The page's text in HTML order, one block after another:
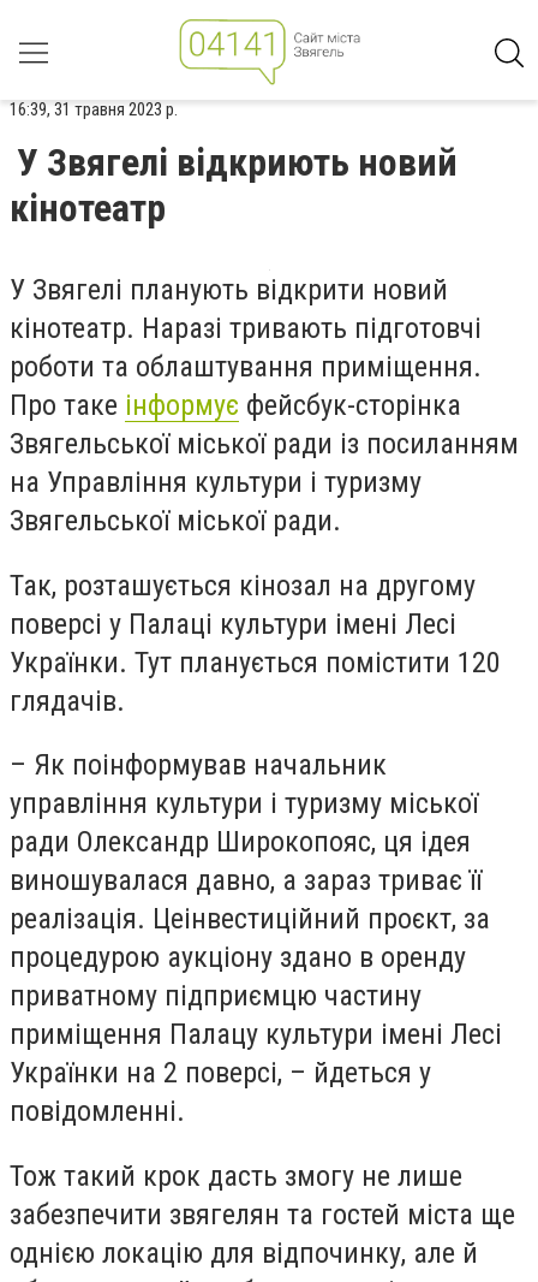
16:39, 31 травня 2023 р.
У Звягелі відкриють новий
кінотеатр
У Звягелі планують відкрити новий
кінотеатр. Наразі тривають підготовчі
роботи та облаштування приміщення.
Про таке інформує фейсбук-сторінка
Звягельської міської ради із посиланням
на Управління культури і туризму
Звягельської міської ради.
Так, розташується кінозал на другому
поверсі у Палаці культури імені Лесі
Українки. Тут планується помістити 120
глядачів.
– Як поінформував начальник
управління культури і туризму міської
ради Олександр Широкопояс, ця ідея
виношувалася давно, а зараз триває її
реалізація. Цеінвестиційний проєкт, за
процедурою аукціону здано в оренду
приватному підприємцю частину
приміщення Палацу культури імені Лесі
Українки на 2 поверсі, – йдеться у
повідомленні.
Тож такий крок дасть змогу не лише
забезпечити звягелян та гостей міста ще
однією локацію для відпочинку, але й